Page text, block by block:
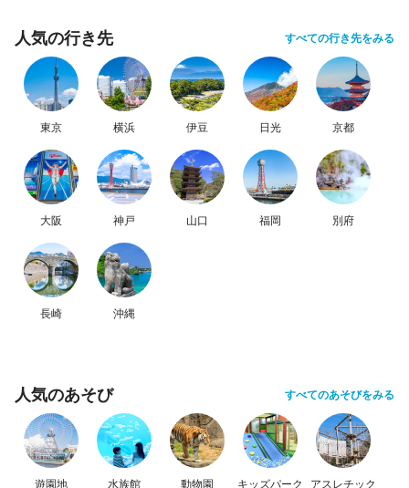
人気の行き先 すべての行き先をみる
東京 横浜 伊豆 日光 京都
大阪 神戸 山口 福岡 別府
長崎 沖縄
人気のあそび すべてのあそびをみる
遊園地 水族館 動物園 キッズパーク アスレチック